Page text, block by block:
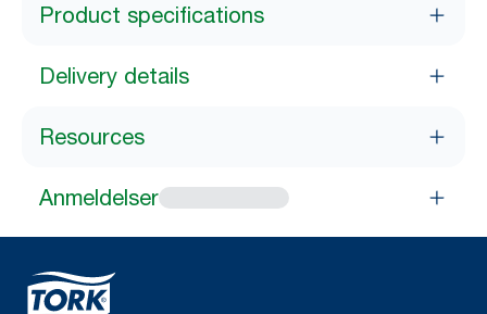
Product specifications
Delivery details
Resources
Anmeldelser